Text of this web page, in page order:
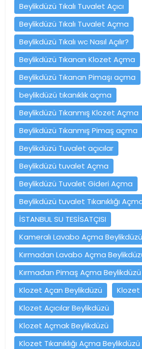
Beylikdüzü Tıkalı Tuvalet Açıcı
Beylikdüzü Tıkalı Tuvalet Açma
Beylikdüzü Tıkalı wc Nasıl Açılır?
Beylikdüzü Tıkanan Klozet Açma
Beylikdüzü Tıkanan Pimaşı açma
beylikdüzü tıkanıklık açma
Beylikdüzü Tıkanmış Klozet Açma
Beylikdüzü Tıkanmış Pimaş açma
Beylikdüzü Tuvalet açıcılar
Beylikdüzü tuvalet Açma
Beylikdüzü Tuvalet Gideri Açma
Beylikdüzü tuvalet Tıkanıklığı
İSTANBUL SU TESİSATÇISI
Kameralı Lavabo Açma Beylikdüzü
Kırmadan Lavabo Açma
Kırmadan Pimaş Açma Beylikdüzü
Klozet Açan Beylikdüzü
Klozet
Klozet Açıcılar Beylikdüzü
Klozet Açmak Beylikdüzü
Klozet Tıkanıklığı Açma Beylikdüzü